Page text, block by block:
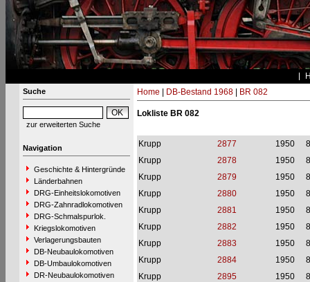
Suche
zur erweiterten Suche
Navigation
Geschichte & Hintergründe
Länderbahnen
DRG-Einheitslokomotiven
DRG-Zahnradlokomotiven
DRG-Schmalspurlok.
Kriegslokomotiven
Verlagerungsbauten
DB-Neubaulokomotiven
DB-Umbaulokomotiven
DR-Neubaulokomotiven
Home DB-Bestand 1968| BR 082
Lokliste BR 082
Krupp 2877 1950
Krupp
2878 1950
Krupp
2879 1950
Krupp
2880 1950
Krupp
2881 1950
Krupp
2882 1950
Krupp
2883 1950
Krupp
2884 1950
Krupp
2895 1950